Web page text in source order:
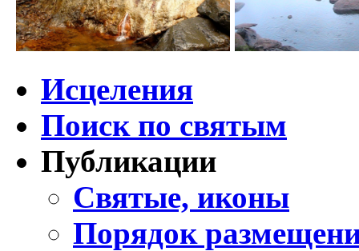
Исцеления
Поиск по святым
Публикации
Святые, иконы
Порядок